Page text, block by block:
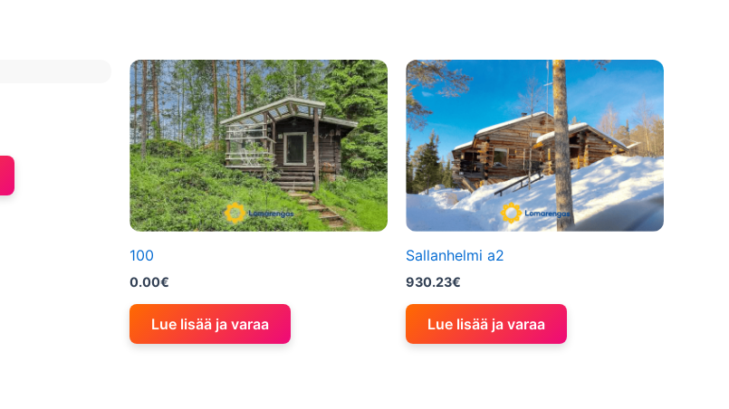
100
0.00€
Lue lisää ja varaa
Sallanhelmi a2
930.23€
Lue lisää ja varaa